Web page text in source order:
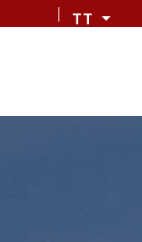
TT